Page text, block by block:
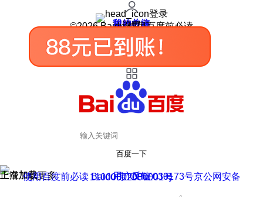
登录
我的关注
我的收藏
皮肤中心
用户反馈
设置
©2026 Baidu 使用百度前必读
百度一下
正在加载
上滑加载更多 用户反馈
使用百度前必读 Baidu 京ICP证030173号
京公网安备11000002000001号